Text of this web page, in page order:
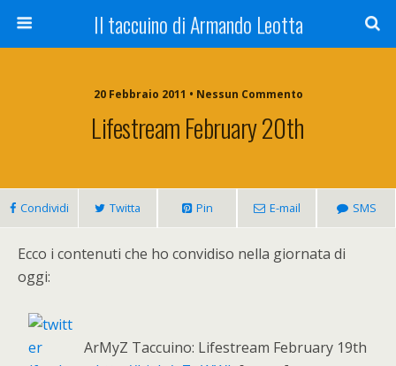
Il taccuino di Armando Leotta
20 Febbraio 2011 • Nessun Commento
Lifestream February 20th
Condividi Twitta Pin E-mail SMS
Ecco i contenuti che ho convidiso nella giornata di
oggi:
ArMyZ Taccuino: Lifestream February 19th